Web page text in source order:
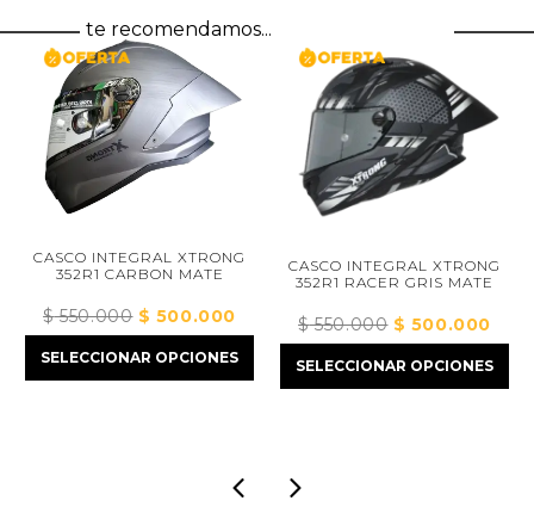
te recomendamos...
CASCO INTEGRAL XTRONG
352R1 CARBON MATE
$550.000 El
precio
original
$ 500.000El
precio
actual
SELECCIONAR OPCIONES
CASCO INTEGRAL XTRONG
352R1 RACER GRIS MATE
$550.000 El
precio
original
$ 500.000El
SELECCIONAR OPCIONES